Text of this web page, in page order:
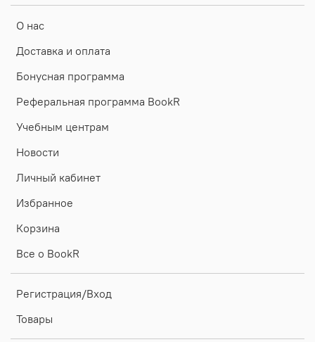
О нас
Доставка и оплата
Бонусная программа
Реферальная программа BookR
Учебным центрам
Новости
Личный кабинет
Избранное
Корзина
Все о BookR
Регистрация/Вход
Товары